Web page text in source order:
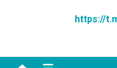
https://